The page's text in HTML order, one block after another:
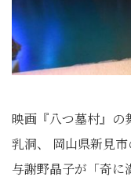
映画『八つ墓村』の
乳洞、 岡山県新見
与謝野晶子が「奇に